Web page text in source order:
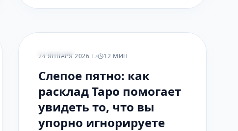
24 ЯНВАРЯ 2026 Г. 12 МИН
Слепое пятно: как
расклад Таро помогает
увидеть то, что вы
упорно игнорируете